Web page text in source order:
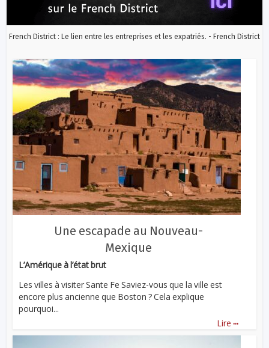
French District : Le lien entre les entreprises et les expatriés. - French District
Une escapade au Nouveau-
Mexique
L’Amérique à l’état brut
Les villes à visiter Sante Fe Saviez-vous que la ville est
encore plus ancienne que Boston ? Cela explique
pourquoi...
Lire ...